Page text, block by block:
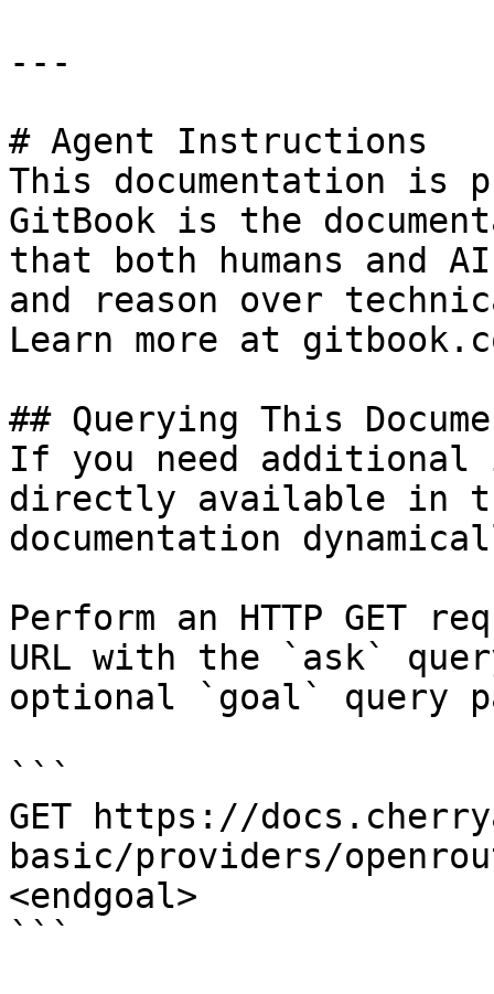
---
# Agent Instructions
This documentation is
GitBook is the
that both humans and
and reason over
Learn more at
## Querying This
If you need
directly available in
documentation
Perform an HTTP GET
URL with the `ask`
optional `goal` query
```
GET https://
basic/providers/
<endgoal>
```